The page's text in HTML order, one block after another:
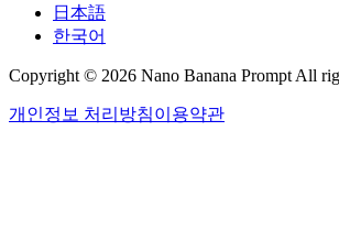
日本語
한국어
Copyright © 2026 Nano Banana Prompt All
개인정보 처리방침이용약관